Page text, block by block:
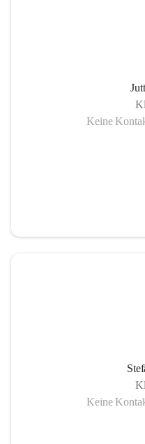
Keine
Keine